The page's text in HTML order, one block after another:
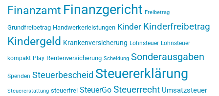
Finanzamt Finanzgericht Freibetrag
Grundfreibetrag Handwerkerleistungen Kinder Kinderfreibetrag
Kindergeld Krankenversicherung Lohnsteuer Lohnsteuer
kompakt Play Rentenversicherung Scheidung Sonderausgaben
Spenden Steuerbescheid Steuererklärung
Steuererstattung steuerfrei SteuerGo Steuerrecht Umsatzsteuer